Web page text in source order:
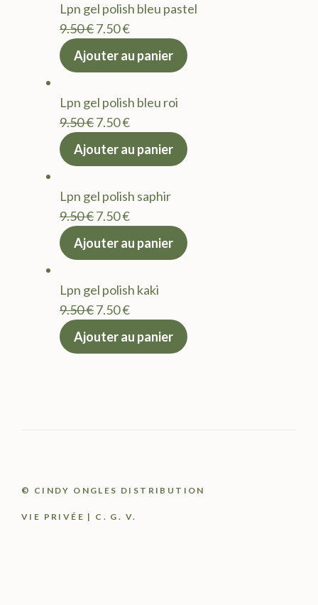
9.50 €.7.50 €.
Lpn gel polish bleu pastel
9.50€Le
prix
9.50 €.
7.50€Le
actuel
7.50 €.
Ajouter au panier
Lpn gel polish bleu roi
9.50€Le
prix
9.50 €.
7.50€Le
actuel
7.50 €.
Ajouter au panier
Lpn gel polish saphir
9.50€Le
prix
9.50 €.
7.50€Le
actuel
7.50 €.
Ajouter au panier
Lpn gel polish kaki
9.50€Le
prix
7.50€Le
actuel
Ajouter au panier
© CINDY ONGLES DISTRIBUTION
VIE PRIVÉE | C. G. V.